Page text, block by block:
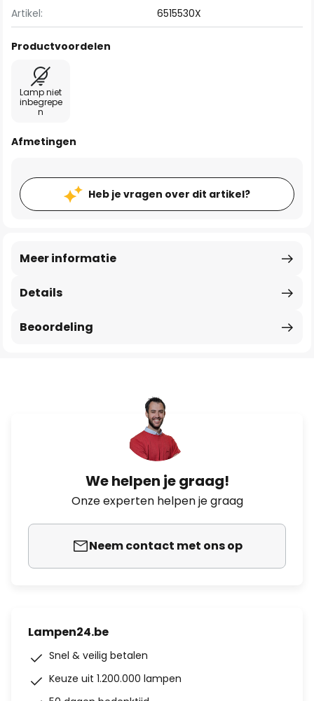
Artikel: 6515530X
Productvoordelen
Lamp niet
inbegrepe
n
Afmetingen
Heb je vragen over dit artikel?
Details
Meer informatie
Beoordeling
We helpen je graag!
Onze experten helpen je graag
Neem contact met ons op
Lampen24.be
Snel & veilig betalen
Keuze uit 1.200.000 lampen